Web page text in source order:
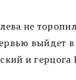
не
выйдет
и